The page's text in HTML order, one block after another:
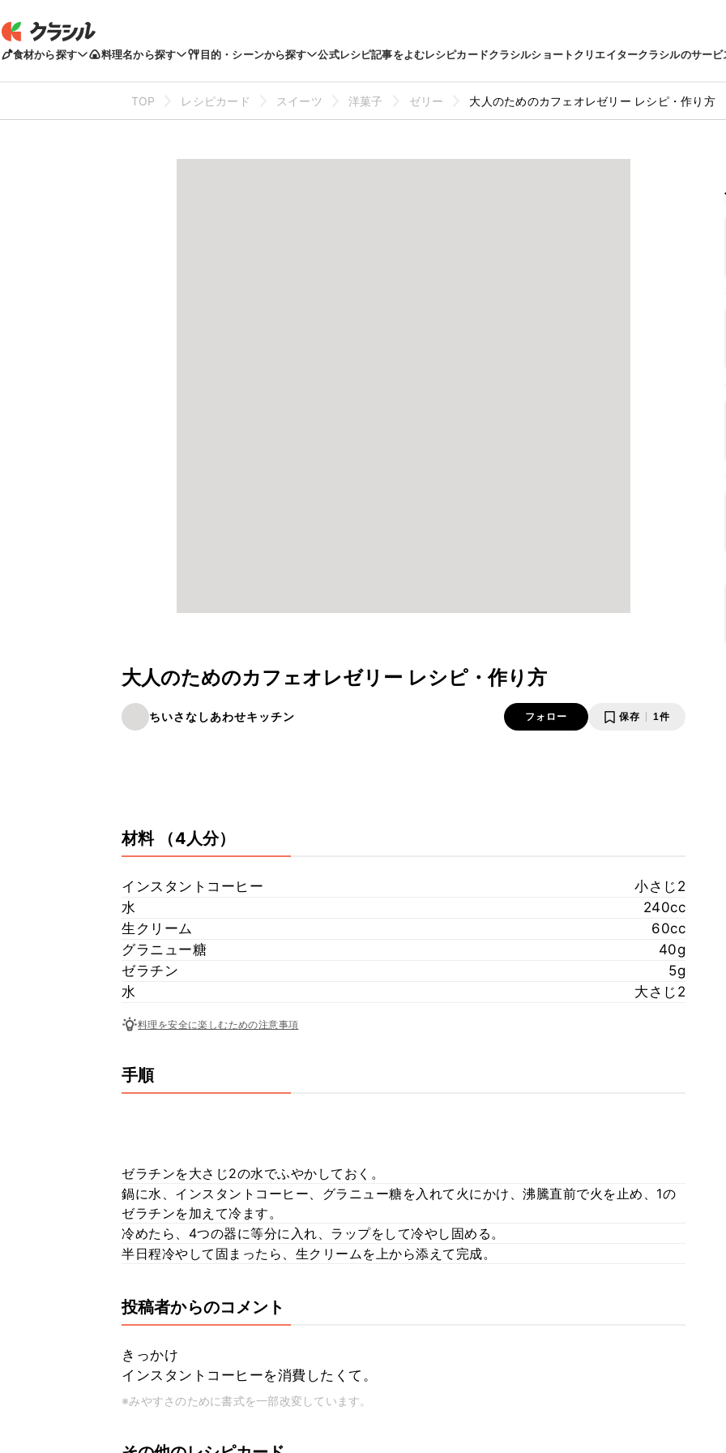
食材から探す 料理名から探す 目的・シーンから探す 公式レシピ記事をよむレシピカードクラシルショートクリエイタークラシルのサービ
TOP レシピカード スイーツ 洋菓子 ゼリー 大人のためのカフェオレゼリー レシピ・作り方
大人のためのカフェオレゼリー レシピ・作り方
ちいさなしあわせキッチン フォロー 保存 1件
材料 （4人分）
インスタントコーヒー
小さじ2
水
240cc
生クリーム
60cc
グラニュー糖
40g
ゼラチン
5g
水
大さじ2
料理を安全に楽しむための注意事項
手順
ゼラチンを大さじ2の水でふやかしておく。
鍋に水、インスタントコーヒー、グラニュー糖を入れて火にかけ、沸騰直前で火を止め、1の
ゼラチンを加えて冷ます。
冷めたら、4つの器に等分に入れ、ラップをして冷やし固める。
半日程冷やして固まったら、生クリームを上から添えて完成。
投稿者からのコメント
きっかけ
インスタントコーヒーを消費したくて。
※みやすさのために書式を一部改変しています。